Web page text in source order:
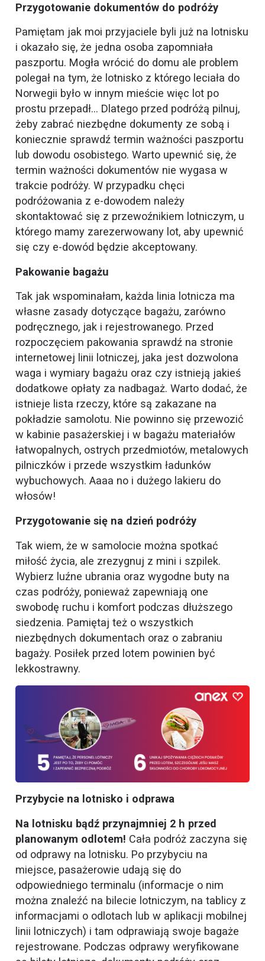
Przygotowanie dokumentów do podróży
Pamiętam jak moi przyjaciele byli już na lotnisku
i okazało się, że jedna osoba zapomniała
paszportu. Mogła wrócić do domu ale problem
polegał na tym, że lotnisko z którego leciała do
Norwegii było w innym mieście więc lot po
prostu przepadł… Dlatego przed podróżą pilnuj,
żeby zabrać niezbędne dokumenty ze sobą i
koniecznie sprawdź termin ważności paszportu
lub dowodu osobistego. Warto upewnić się, że
termin ważności dokumentów nie wygasa w
trakcie podróży. W przypadku chęci
podróżowania z e-dowodem należy
skontaktować się z przewoźnikiem lotniczym, u
którego mamy zarezerwowany lot, aby upewnić
się czy e-dowód będzie akceptowany.
Pakowanie bagażu
Tak jak wspominałam, każda linia lotnicza ma
własne zasady dotyczące bagażu, zarówno
podręcznego, jak i rejestrowanego. Przed
rozpoczęciem pakowania sprawdź na stronie
internetowej linii lotniczej, jaka jest dozwolona
waga i wymiary bagażu oraz czy istnieją jakieś
dodatkowe opłaty za nadbagaż. Warto dodać, że
istnieje lista rzeczy, które są zakazane na
pokładzie samolotu. Nie powinno się przewozić
w kabinie pasażerskiej i w bagażu materiałów
łatwopalnych, ostrych przedmiotów, metalowych
pilniczków i przede wszystkim ładunków
wybuchowych. Aaaa no i dużego lakieru do
włosów!
Przygotowanie się na dzień podróży
Tak wiem, że w samolocie można spotkać
miłość życia, ale zrezygnuj z mini i szpilek.
Wybierz luźne ubrania oraz wygodne buty na
czas podróży, ponieważ zapewniają one
swobodę ruchu i komfort podczas dłuższego
siedzenia. Pamiętaj też o wszystkich
niezbędnych dokumentach oraz o zabraniu
bagaży. Posiłek przed lotem powinien być
lekkostrawny.
Przybycie na lotnisko i odprawa
Na lotnisku bądź przynajmniej 2 h przed
planowanym odlotem! Cała podróż zaczyna się
od odprawy na lotnisku. Po przybyciu na
miejsce, pasażerowie udają się do
odpowiedniego terminalu (informacje o nim
można znaleźć na bilecie lotniczym, na tablicy z
informacjami o odlotach lub w aplikacji mobilnej
linii lotniczych) i tam odprawiają swoje bagaże
rejestrowane. Podczas odprawy weryfikowane